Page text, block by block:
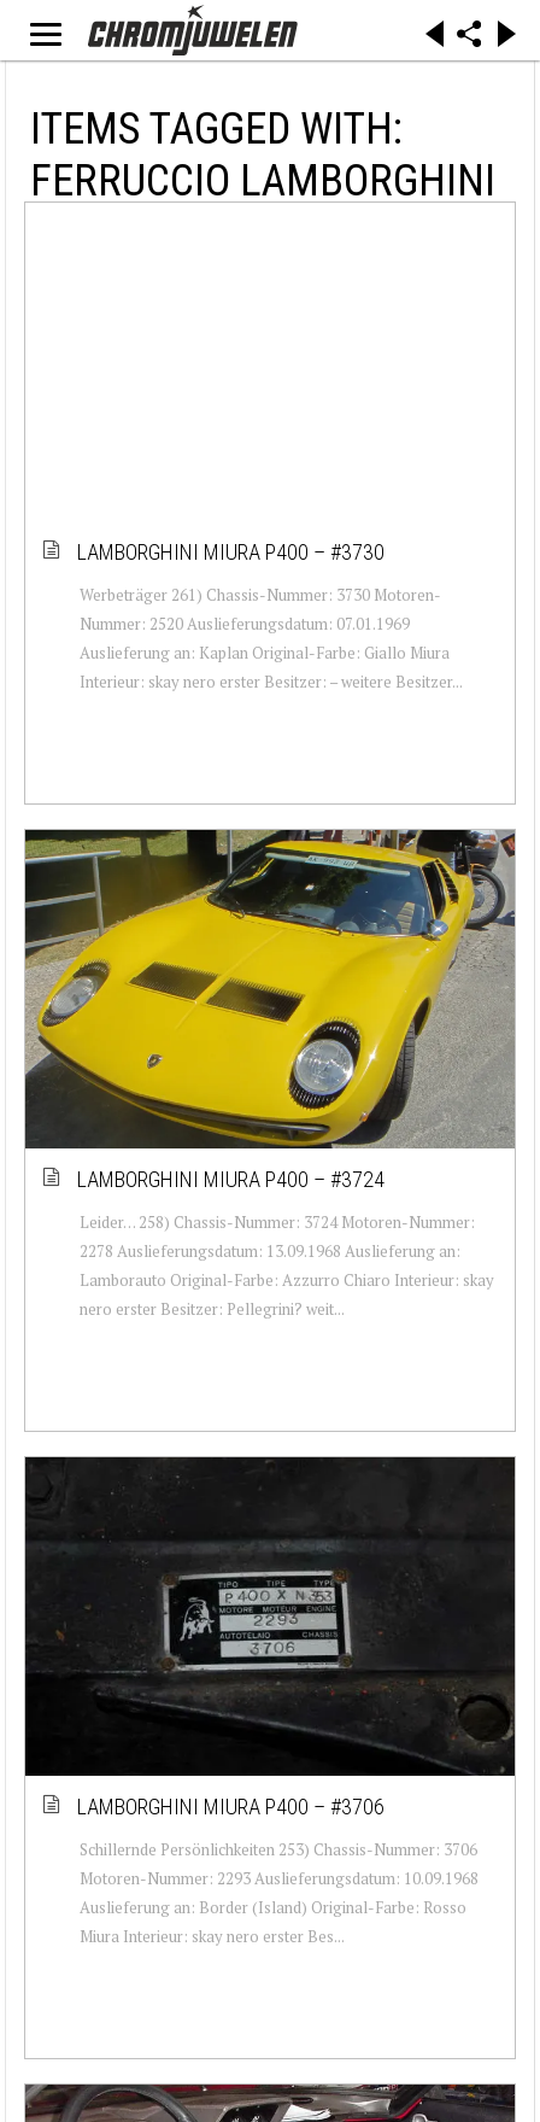
ITEMS TAGGED WITH:
FERRUCCIO LAMBORGHINI
LAMBORGHINI MIURA P400 – #3730
Werbeträger 261) Chassis-Nummer: 3730 Motoren-
Nummer: 2520 Auslieferungsdatum: 07.01.1969
Auslieferung an: Kaplan Original-Farbe: Giallo Miura
Interieur: skay nero erster Besitzer: – weitere Besitzer...
LAMBORGHINI MIURA P400 – #3724
Leider… 258) Chassis-Nummer: 3724 Motoren-Nummer:
2278 Auslieferungsdatum: 13.09.1968 Auslieferung an:
Lamborauto Original-Farbe: Azzurro Chiaro Interieur: skay
nero erster Besitzer: Pellegrini? weit...
LAMBORGHINI MIURA P400 – #3706
Schillernde Persönlichkeiten 253) Chassis-Nummer: 3706
Motoren-Nummer: 2293 Auslieferungsdatum: 10.09.1968
Auslieferung an: Border (Island) Original-Farbe: Rosso
Miura Interieur: skay nero erster Bes...